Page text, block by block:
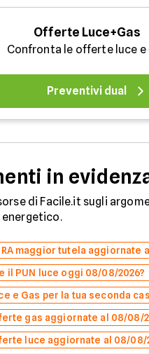
Offerte Luce+Gas
Confronta le offerte luce e
Preventivi dual
in
di Facile.it sugli
maggior tutela aggiornate
il PUN luce oggi 08/08/2026?
e Gas per la tua seconda
gas aggiornate al 08/08/
luce aggiornate al 08/08/